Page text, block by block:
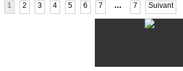
1 2 3 4 5 6 7 ... 7 Suivant